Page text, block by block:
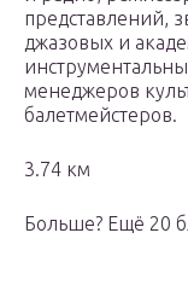
представлений,
джазовых и
менеджеров
балетмейстеров.
3.74 км
Больше? Ещё 20